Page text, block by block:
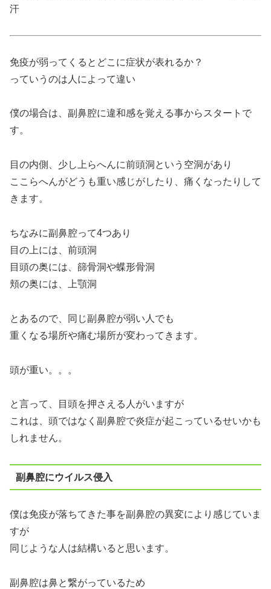
汗
免疫が弱ってくるとどこに症状が表れるか？
っていうのは人によって違い
僕の場合は、副鼻腔に違和感を覚える事からスタートで
す。
目の内側、少し上らへんに前頭洞という空洞があり
ここらへんがどうも重い感じがしたり、痛くなったりして
きます。
ちなみに副鼻腔って4つあり
目の上には、前頭洞
目頭の奥には、篩骨洞や蝶形骨洞
頬の奥には、上顎洞
とあるので、同じ副鼻腔が弱い人でも
重くなる場所や痛む場所が変わってきます。
頭が重い。。。
と言って、目頭を押さえる人がいますが
これは、頭ではなく副鼻腔で炎症が起こっているせいかも
しれません。
副鼻腔にウイルス侵入
僕は免疫が落ちてきた事を副鼻腔の異変により感じていま
すが
同じような人は結構いると思います。
副鼻腔は鼻と繋がっているため